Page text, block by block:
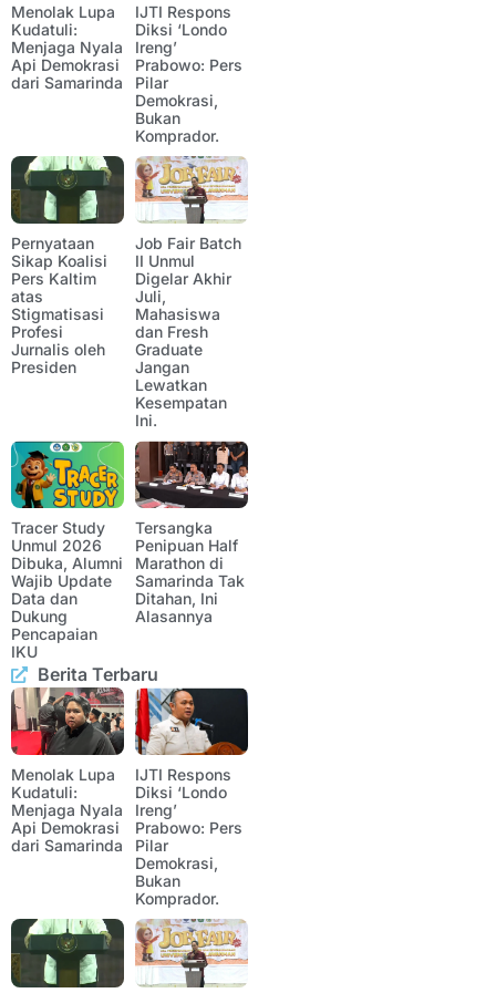
Menolak Lupa
Kudatuli:
Menjaga Nyala
Api Demokrasi
dari Samarinda
IJTI Respons
Diksi ‘Londo
Ireng’
Prabowo: Pers
Pilar
Demokrasi,
Bukan
Komprador.
Pernyataan
Sikap Koalisi
Pers Kaltim
atas
Stigmatisasi
Profesi
Jurnalis oleh
Presiden
Job Fair Batch
II Unmul
Digelar Akhir
Juli,
Mahasiswa
dan Fresh
Graduate
Jangan
Lewatkan
Kesempatan
Ini.
Tracer Study
Unmul 2026
Dibuka, Alumni
Wajib Update
Data dan
Dukung
Pencapaian
IKU
Tersangka
Penipuan Half
Marathon di
Samarinda Tak
Ditahan, Ini
Alasannya
Berita Terbaru
Menolak Lupa
Kudatuli:
Menjaga Nyala
Api Demokrasi
dari Samarinda
IJTI Respons
Diksi ‘Londo
Ireng’
Prabowo: Pers
Pilar
Demokrasi,
Bukan
Komprador.